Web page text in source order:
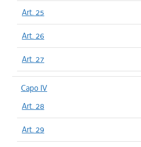
Art. 25
Art. 26
Art. 27
Capo IV
Art. 28
Art. 29